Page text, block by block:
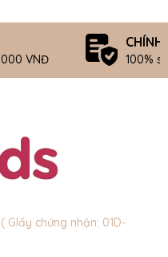
VNĐ
CHÍNH
100%
GIấy chứng nhận: 01D-